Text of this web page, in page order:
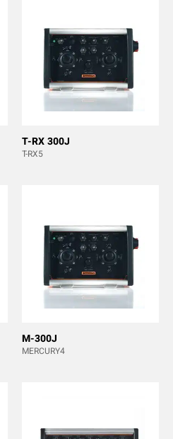
T-RX 300J
T-RX5
M-300J
MERCURY4